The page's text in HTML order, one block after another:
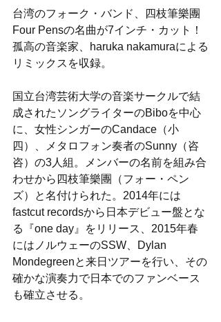
台湾のフォーク・バンド、四枝筆樂團
Four Pensの名曲が7インチ・カット！
孤高の音楽家、haruka nakamuraによる
リミックスを収録。
国立台湾芸術大学の音楽サークルで結
成されたソングライターのBiboを中心
に、女性シンガーのCandace（小
四）、メタロフォン奏者のSunny（咨
咨）の3人組。メンバーの名前を組み合
わせから四枝筆樂團（フォー・ペン
ズ）と名付けられた。2014年には
fastcut recordsから日本デビュー盤とな
る『one day』をリリース、2015年春
にはノルウェーのSSW、Dylan
Mondegreenと来日ツアーを行い、その
確かな演奏力で日本でのファンベース
も確立させる。